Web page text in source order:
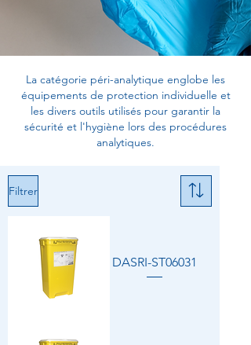
La catégorie péri-analytique englobe les
équipements de protection individuelle et
les divers outils utilisés pour garantir la
sécurité et l'hygiène lors des procédures
analytiques.
Filtrer
DASRI-ST06031